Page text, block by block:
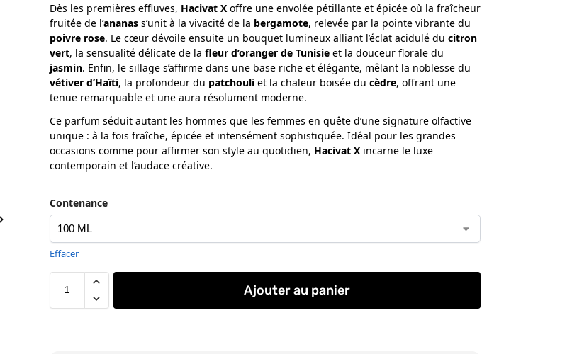
Dès les premières effluves, Hacivat Xoffre une envolée pétillante et épicée où la fraîcheur
fruitée de l’ananass’unit à la vivacité de la bergamote, relevée par la pointe vibrante du
poivre rose. Le cœur dévoile ensuite un bouquet lumineux alliant l’éclat acidulé du citron
vert, la sensualité délicate de la fleur d’oranger de Tunisieet la douceur florale du
jasmin. Enfin, le sillage s’affirme dans une base riche et élégante, mêlant la noblesse du
vétiver d’Haïti, la profondeur du patchouliet la chaleur boisée du cèdre, offrant une
tenue remarquable et une aura résolument moderne.
Ce parfum séduit autant les hommes que les femmes en quête d’une signature olfactive
unique : à la fois fraîche, épicée et intensément sophistiquée. Idéal pour les grandes
occasions comme pour affirmer son style au quotidien, Hacivat Xincarne le luxe
contemporain et l’audace créative.
Contenance
Effacer
Ajouter au panier